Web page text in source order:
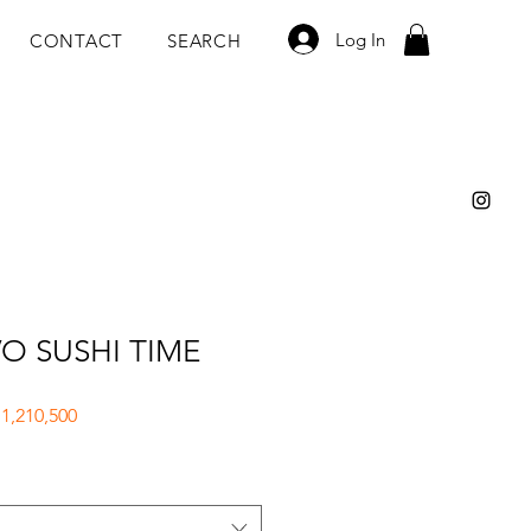
CONTACT SEARCH Log In
SUSHI TIME
Sale